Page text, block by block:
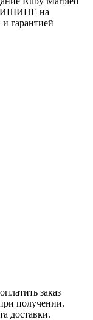
на
гарантией
заказ
получении.
доставки.